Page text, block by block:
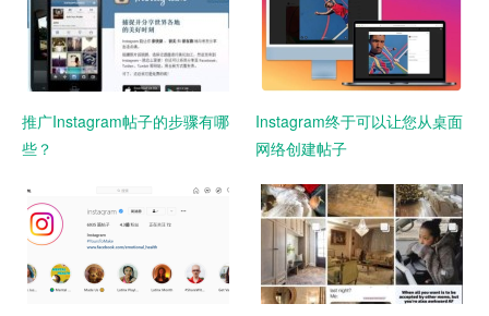
推广Instagram帖子的步骤有哪
些？
Instagram终于可以让您从桌面
网络创建帖子